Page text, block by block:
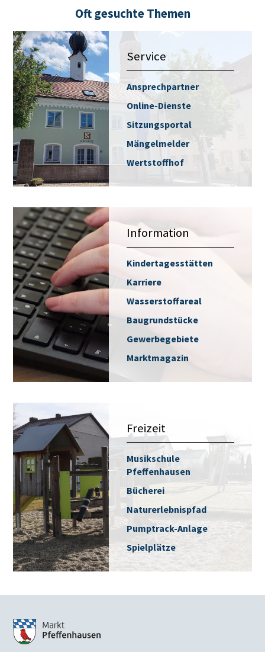
Oft gesuchte Themen
Service
Ansprechpartner
Online-Dienste
Sitzungsportal
Mängelmelder
Wertstoffhof
Information
Kindertagesstätten
Karriere
Wasserstoffareal
Baugrundstücke
Gewerbegebiete
Marktmagazin
Freizeit
Musikschule
Pfeffenhausen
Bücherei
Naturerlebnispfad
Pumptrack-Anlage
Spielplätze